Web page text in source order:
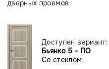
дверных проемов
Доступен вариант:
Бьянко 5 - ПО
Со стеклом